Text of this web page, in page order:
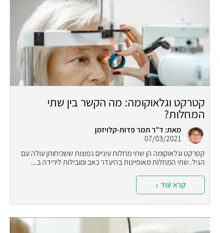
קטרקט וגלאוקומה: מה הקשר בין שתי
המחלות?
מאת: ד"ר תמר פדות-קלויזמן
07/03/2021
קטרקט וגלאוקומה הן שתי מחלות עיניים נפוצות ששכיחותן עולה עם
הגיל. שתי המחלות מאופיינות בהיעדר כאב ומובילות לירידה ב...
קרא עוד